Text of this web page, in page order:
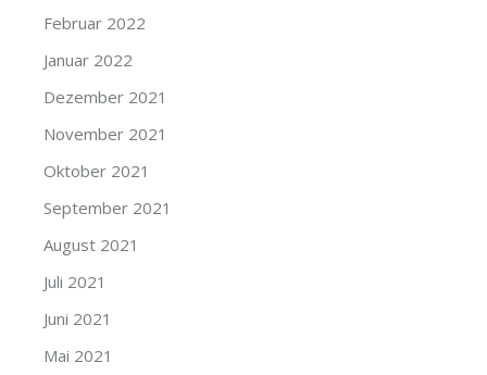
Februar 2022
Januar 2022
Dezember 2021
November 2021
Oktober 2021
September 2021
August 2021
Juli 2021
Juni 2021
Mai 2021